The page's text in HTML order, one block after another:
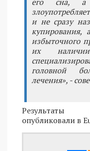
и не сразу
купирования,
избыточного
их
головной
лечения», -
Результаты
опубликовали в